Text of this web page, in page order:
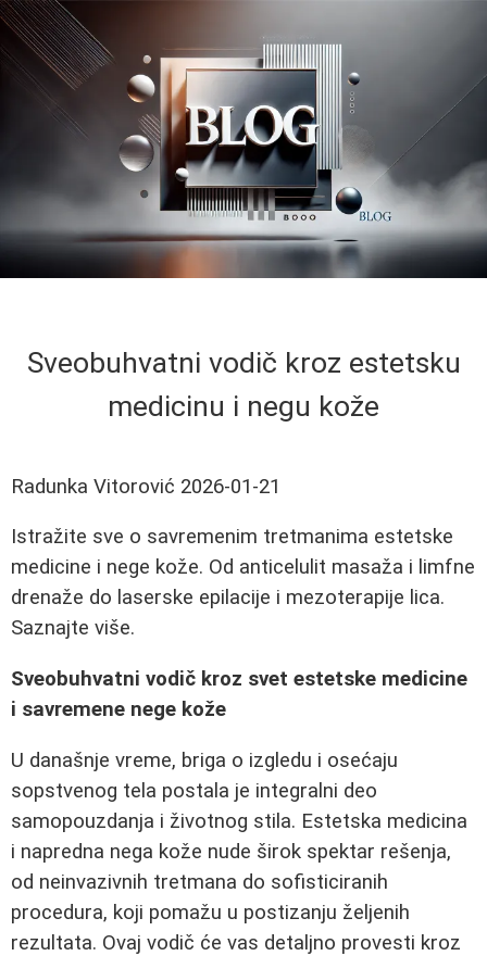
Sveobuhvatni vodič kroz estetsku
medicinu i negu kože
Radunka Vitorović 2026-01-21
Istražite sve o savremenim tretmanima estetske
medicine i nege kože. Od anticelulit masaža i limfne
drenaže do laserske epilacije i mezoterapije lica.
Saznajte više.
Sveobuhvatni vodič kroz svet estetske medicine
i savremene nege kože
U današnje vreme, briga o izgledu i osećaju
sopstvenog tela postala je integralni deo
samopouzdanja i životnog stila. Estetska medicina
i napredna nega kože nude širok spektar rešenja,
od neinvazivnih tretmana do sofisticiranih
procedura, koji pomažu u postizanju željenih
rezultata. Ovaj vodič će vas detaljno provesti kroz